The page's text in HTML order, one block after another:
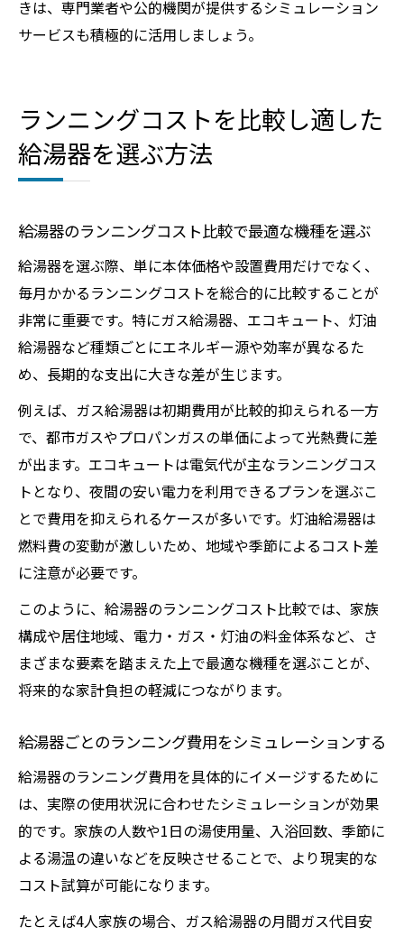
きは、専門業者や公的機関が提供するシミュレーション
サービスも積極的に活用しましょう。
ランニングコストを比較し適した
給湯器を選ぶ方法
給湯器のランニングコスト比較で最適な機種を選ぶ
給湯器を選ぶ際、単に本体価格や設置費用だけでなく、
毎月かかるランニングコストを総合的に比較することが
非常に重要です。特にガス給湯器、エコキュート、灯油
給湯器など種類ごとにエネルギー源や効率が異なるた
め、長期的な支出に大きな差が生じます。
例えば、ガス給湯器は初期費用が比較的抑えられる一方
で、都市ガスやプロパンガスの単価によって光熱費に差
が出ます。エコキュートは電気代が主なランニングコス
トとなり、夜間の安い電力を利用できるプランを選ぶこ
とで費用を抑えられるケースが多いです。灯油給湯器は
燃料費の変動が激しいため、地域や季節によるコスト差
に注意が必要です。
このように、給湯器のランニングコスト比較では、家族
構成や居住地域、電力・ガス・灯油の料金体系など、さ
まざまな要素を踏まえた上で最適な機種を選ぶことが、
将来的な家計負担の軽減につながります。
給湯器ごとのランニング費用をシミュレーションする
給湯器のランニング費用を具体的にイメージするために
は、実際の使用状況に合わせたシミュレーションが効果
的です。家族の人数や1日の湯使用量、入浴回数、季節に
よる湯温の違いなどを反映させることで、より現実的な
コスト試算が可能になります。
たとえば4人家族の場合、ガス給湯器の月間ガス代目安